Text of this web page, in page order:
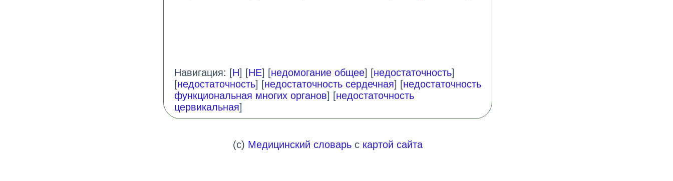
Навигация: [Н] [НЕ] [недомогание общее] [недостаточность]
[недостаточность] [недостаточность сердечная] [недостаточность
функциональная многих органов] [недостаточность
цервикальная]
(c) Медицинский словарьс картой сайта